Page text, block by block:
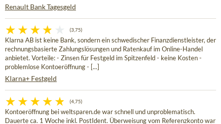
Renault Bank Tagesgeld
(3,75)
Klarna AB ist keine Bank, sondern ein schwedischer Finanzdienstleister, der
rechnungsbasierte Zahlungslösungen und Ratenkauf im Online-Handel
anbietet. Vorteile: - Zinsen für Festgeld im Spitzenfeld - keine Kosten -
problemlose Kontoeröffnung - [...]
Klarna+ Festgeld
(4,75)
Kontoeröffnung bei weltsparen.de war schnell und unproblematisch.
Dauerte ca. 1 Woche inkl. PostIdent. Überweisung vom Referenzkonto war